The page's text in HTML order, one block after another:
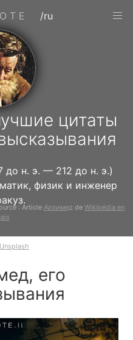
/ru
цитаты
до н. э. — 212 до н. э.)
физик и инженер
: Article Архимед de Wikipédia en
Unsplash
его